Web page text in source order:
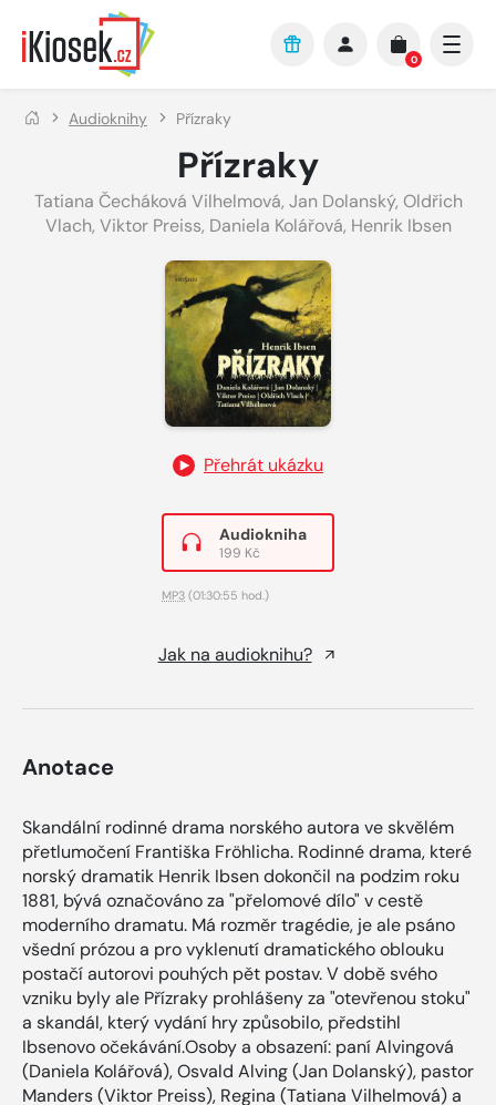
Přejít na hlavní obsah
0
Audioknihy Přízraky
Přízraky
Tatiana Čecháková Vilhelmová, Jan Dolanský, Oldřich
Vlach, Viktor Preiss, Daniela Kolářová, Henrik Ibsen
Přehrát ukázku
Audiokniha
199 Kč
MP3 (01:30:55 hod.)
Jak na audioknihu?
Anotace
Skandální rodinné drama norského autora ve skvělém
přetlumočení Františka Fröhlicha. Rodinné drama, které
norský dramatik Henrik Ibsen dokončil na podzim roku
1881, bývá označováno za "přelomové dílo" v cestě
moderního dramatu. Má rozměr tragédie, je ale psáno
všední prózou a pro vyklenutí dramatického oblouku
postačí autorovi pouhých pět postav. V době svého
vzniku byly ale Přízraky prohlášeny za "otevřenou stoku"
a skandál, který vydání hry způsobilo, předstihl
Ibsenovo očekávání.Osoby a obsazení: paní Alvingová
(Daniela Kolářová), Osvald Alving (Jan Dolanský), pastor
Manders (Viktor Preiss), Regina (Tatiana Vilhelmová) a